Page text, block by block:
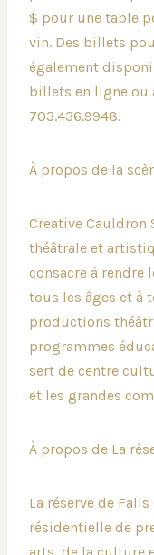
$ pour une table
vin. Des billets
également
billets en ligne ou
703.436.9948.
À propos de la
Creative Cauldron
théâtrale et
consacre à rendre
tous les âges et à
productions
programmes
sert de centre
et les grandes
À propos de La
La réserve de
résidentielle de